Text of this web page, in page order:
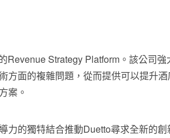
Revenue Strategy Platform。該公司
方面的複雜問題，從而提供可以提升
案。
力的獨特結合推動Duetto尋求全新的